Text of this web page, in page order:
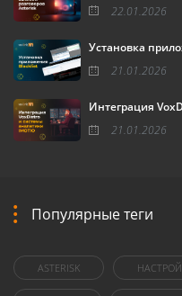
22.01.2026
Установка
21.01.2026
Интеграция
21.01.2026
Популярные теги
ASTERISK